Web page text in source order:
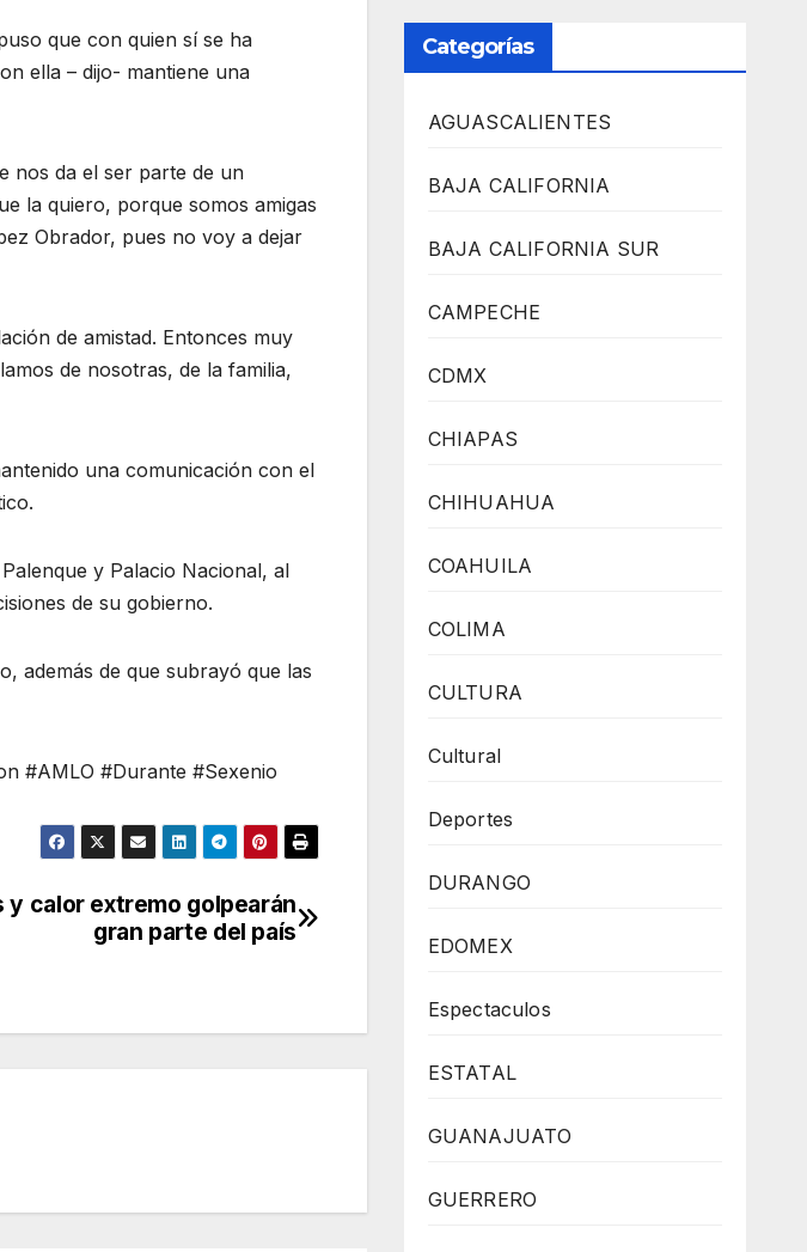
que con quien sí se ha
ella – dijo- mantiene una
nos da el ser parte de un
la quiero, porque somos amigas
Obrador, pues no voy a dejar
de amistad. Entonces muy
de nosotras, de la familia,
una comunicación con el
y Palacio Nacional, al
de su gobierno.
además de que subrayó que las
#AMLO #Durante #Sexenio
y calor extremo golpearán
gran parte del país
Categorías
AGUASCALIENTES
BAJA CALIFORNIA
BAJA CALIFORNIA SUR
CAMPECHE
CDMX
CHIAPAS
CHIHUAHUA
COAHUILA
COLIMA
CULTURA
Cultural
Deportes
DURANGO
EDOMEX
Espectaculos
ESTATAL
GUANAJUATO
GUERRERO